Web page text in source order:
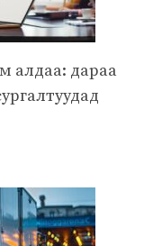
алдаа: дараа